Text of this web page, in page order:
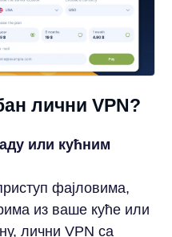
лични VPN?
или кућним
фајловима,
из ваше куће или
лични VPN са